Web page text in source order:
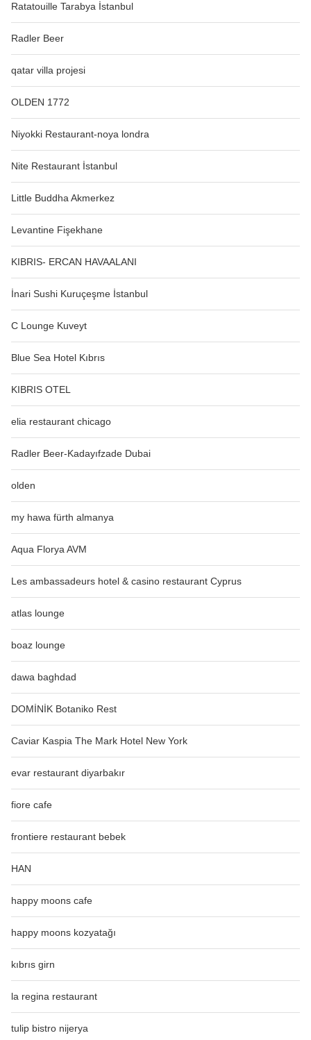
Ratatouille Tarabya İstanbul
Radler Beer
qatar villa projesi
OLDEN 1772
Niyokki Restaurant-noya londra
Nite Restaurant İstanbul
Little Buddha Akmerkez
Levantine Fişekhane
KIBRIS- ERCAN HAVAALANI
İnari Sushi Kuruçeşme İstanbul
C Lounge Kuveyt
Blue Sea Hotel Kıbrıs
KIBRIS OTEL
elia restaurant chicago
Radler Beer-Kadayıfzade Dubai
olden
my hawa fürth almanya
Aqua Florya AVM
Les ambassadeurs hotel & casino restaurant Cyprus
atlas lounge
boaz lounge
dawa baghdad
DOMİNİK Botaniko Rest
Caviar Kaspia The Mark Hotel New York
evar restaurant diyarbakır
fiore cafe
frontiere restaurant bebek
HAN
happy moons cafe
happy moons kozyatağı
kıbrıs girn
la regina restaurant
tulip bistro nijerya